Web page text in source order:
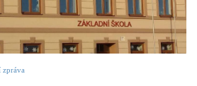
zpráva